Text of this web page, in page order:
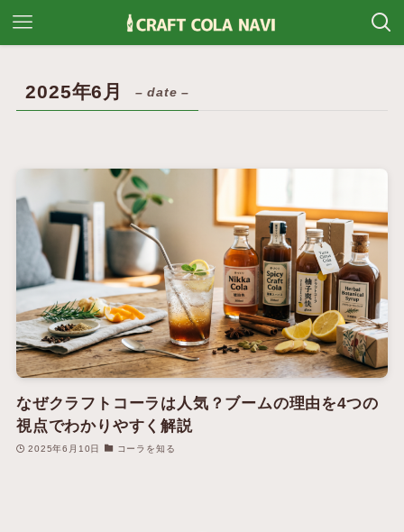
2025年6月 – date –
なぜクラフトコーラは人気？ブームの理由を4つの
視点でわかりやすく解説
2025年6月10日 コーラを知る